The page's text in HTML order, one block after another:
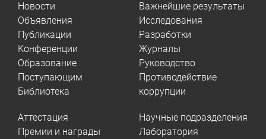
Новости
Объявления
Публикации
Конференции
Образование
Поступающим
Библиотека
Важнейшие результаты
Исследования
Разработки
Журналы
Руководство
Противодействие
коррупции
Аттестация
Премии и награды
Научные подразделения
Лаборатория